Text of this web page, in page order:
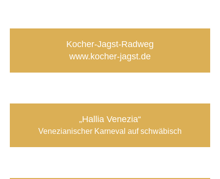
Kocher-Jagst-Radweg
www.kocher-jagst.de
„Hallia Venezia“
Venezianischer Karneval auf schwäbisch